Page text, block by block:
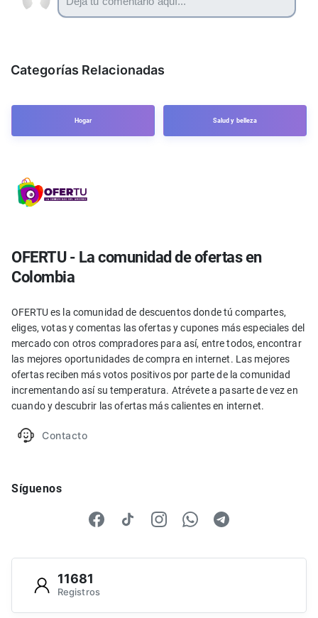
Categorías Relacionadas
Hogar Salud y belleza
OFERTU - La comunidad de ofertas en
Colombia
OFERTU es la comunidad de descuentos donde tú compartes,
eliges, votas y comentas las ofertas y cupones más especiales del
mercado con otros compradores para así, entre todos, encontrar
las mejores oportunidades de compra en internet. Las mejores
ofertas reciben más votos positivos por parte de la comunidad
incrementando así su temperatura. Atrévete a pasarte de vez en
cuando y descubrir las ofertas más calientes en internet.
Contacto
Síguenos
11681
Registros